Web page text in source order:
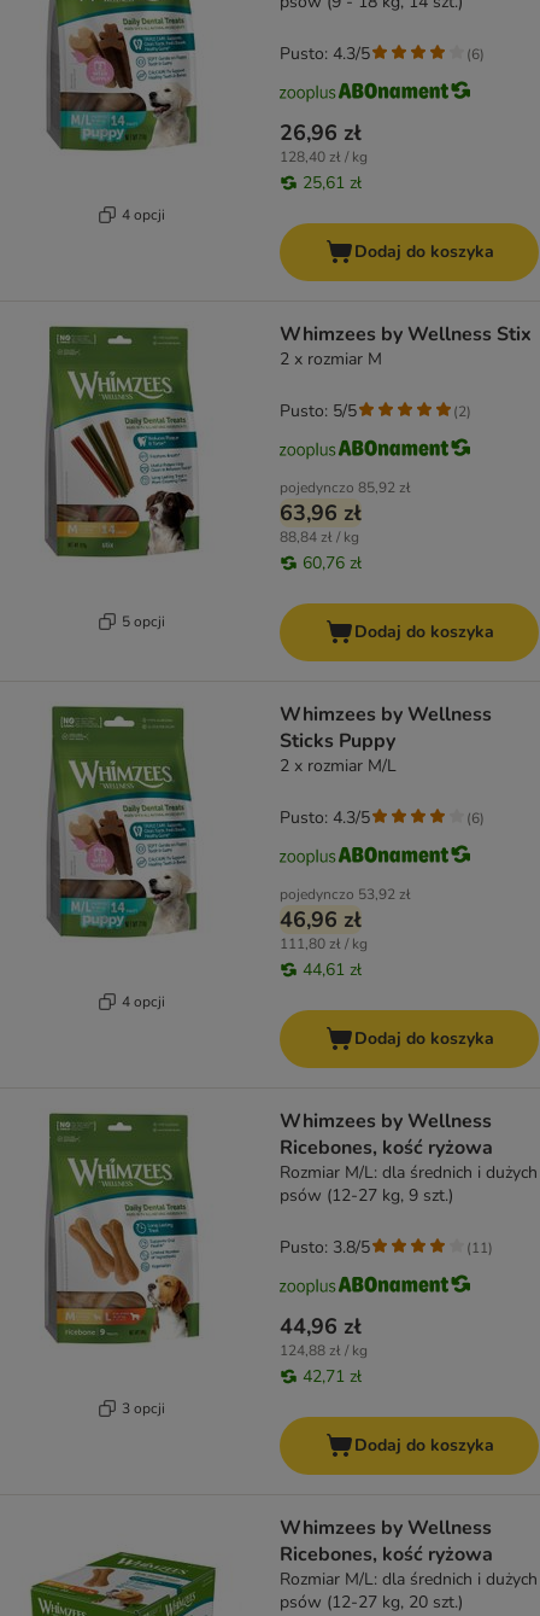
4 opcji
26,96 zł
128,40 zł / kg
25,61 zł
Pusto: 4.3/5 (6)
Dodaj do koszyka
5 opcji
Whimzees by Wellness Stix
2 x rozmiar M
pojedynczo 85,92 zł
63,96 zł
88,84 zł / kg
60,76 zł
Pusto: 5/5 (2)
Dodaj do koszyka
4 opcji
Whimzees by Wellness
Sticks Puppy
2 x rozmiar M/L
pojedynczo 53,92 zł
46,96 zł
111,80 zł / kg
44,61 zł
Pusto: 4.3/5 (6)
Dodaj do koszyka
3 opcji
Whimzees by Wellness
Ricebones, kość ryżowa
Rozmiar M/L: dla średnich i dużych
psów (12-27 kg, 9 szt.)
44,96 zł
124,88 zł / kg
42,71 zł
Pusto: 3.8/5 (11)
Dodaj do koszyka
Whimzees by Wellness
Ricebones, kość ryżowa
Rozmiar M/L: dla średnich i dużych
psów (12-27 kg, 20 szt.)